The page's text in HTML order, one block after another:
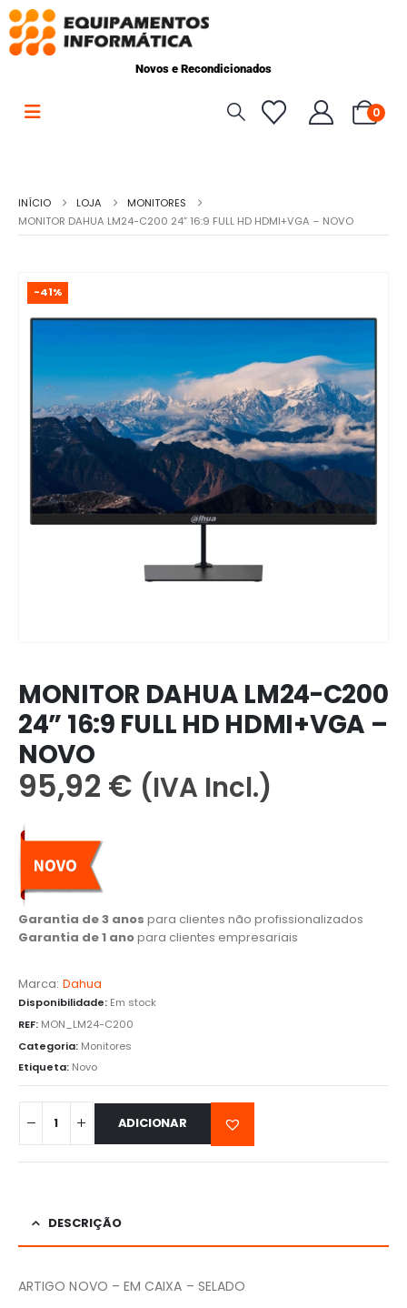
Novos e Recondicionados
0
INÍCIO LOJA
MONITORES
MONITOR DAHUA LM24-C200 24” 16:9 FULL HD HDMI+VGA – NOVO
-41%
MONITOR DAHUA LM24-C200
24” 16:9 FULL HD HDMI+VGA –
NOVO
95,92 € (IVA Incl.)
Garantia de 3 anos para clientes não profissionalizados
Garantia de 1 anopara clientes empresariais
Marca: Dahua
Disponibilidade: Em stock
REF: MON_LM24-C200
Categoria: Monitores
Etiqueta: Novo
ADICIONAR
DESCRIÇÃO
ARTIGO NOVO – EM CAIXA – SELADO